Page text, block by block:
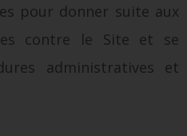
pour donner suite aux
contre le Site et se
administratives et